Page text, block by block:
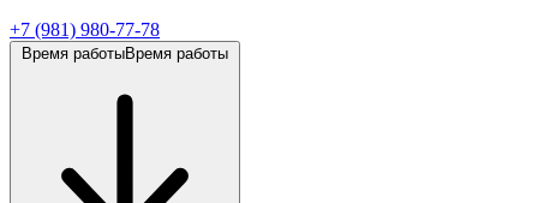
+7 (981) 980-77-78
Время работыВремя работы